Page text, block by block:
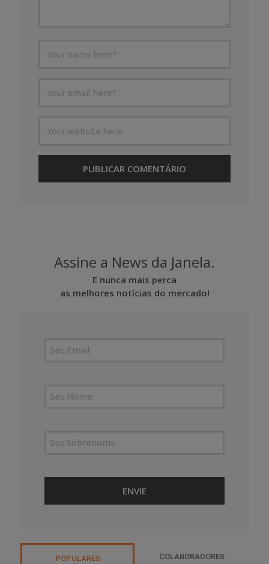
Assine a News da Janela.
E nunca mais perca
as melhores notícias do mercado!
POPULARES COLABORADORES